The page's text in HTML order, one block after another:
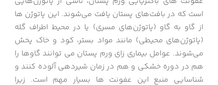
است که در بافت‌های پستان یافت می‌شوند. این پاتوژن ها
از گاو به گاو (پاتوژن‌های مسری) یا در محیط اطراف گله
(پاتوژن‌های محیطی) مانند مواد بستر، کود و خاک پخش
می‌شوند. عوامل بیماری زای ورم پستان می توانند گاوها را
هم در دوره خشکی و هم در زمان شیردهی آلوده کنند و
شناسایی منبع این عفونت ها بسیار مهم است. زیرا